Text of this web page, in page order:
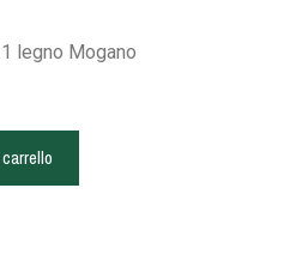
legno Mogano